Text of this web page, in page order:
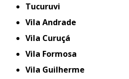
Tucuruvi
Vila Andrade
Vila Curuçá
Vila Formosa
Vila Guilherme